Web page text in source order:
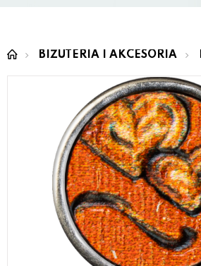
BIŻUTERIA I AKCESORIA